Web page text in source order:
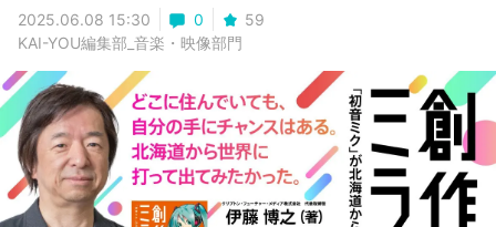
2025.06.08 15:30 0
59
KAI-YOU編集部_音楽・映像部門